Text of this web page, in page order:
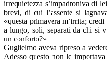
irrequietezza s’impadroniva di
brevi, di cui l’assente si
«questa primavera m’irrita;
a lungo, soli, separati da chi si
un conforto?»
Guglielmo aveva ripreso a
Adesso questo non le